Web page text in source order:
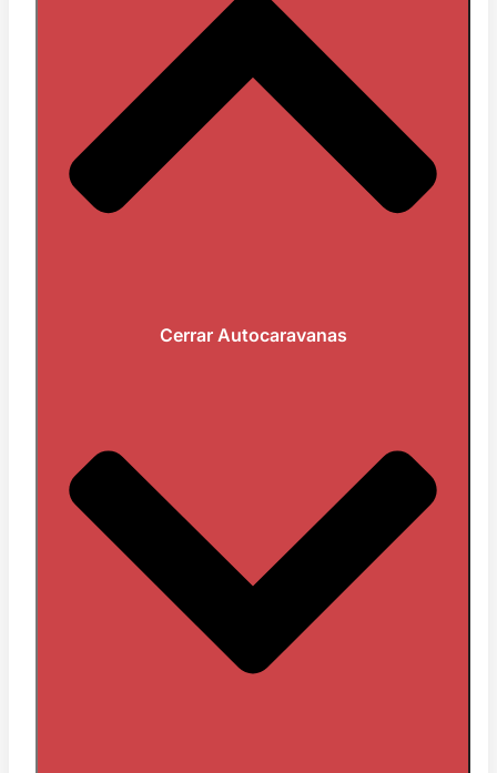
Cerrar Autocaravanas